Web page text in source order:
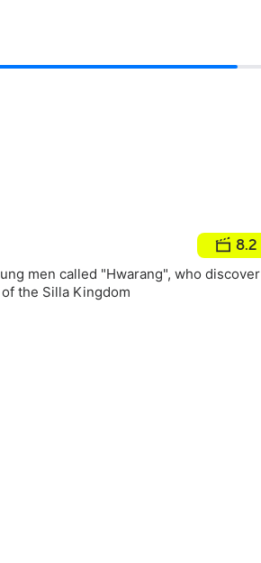
8.2
men called "Hwarang", who discover
the Silla Kingdom